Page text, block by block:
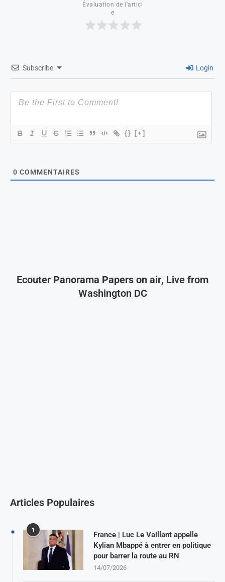
Évaluation de l'articl
e
Subscribe Login
{} [+]
0 COMMENTAIRES
Ecouter Panorama Papers on air, Live from
Washington DC
Articles Populaires
1
France | Luc Le Vaillant appelle
Kylian Mbappé à entrer en politique
pour barrer la route au RN
14/07/2026